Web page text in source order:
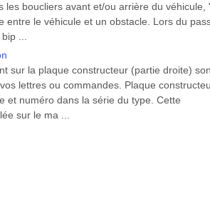
les boucliers avant et/ou arrière du véhicule,
entre le véhicule et un obstacle. Lors du
...
sur la plaque constructeur (partie droite)
lettres ou commandes. Plaque
et numéro dans la série du type. Cette
sur le ma ...